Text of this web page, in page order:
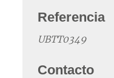
Referencia
UBTT0349
Contacto